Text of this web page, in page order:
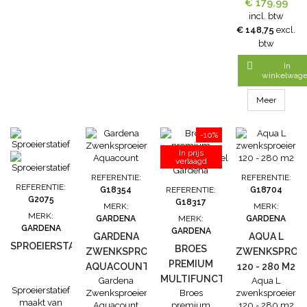
benodigde
componenten
voor de
installatie van
een compact
voor vierkante
en
gazons tot 140
m². De
verzonken
sproeier wordt
ondergronds
komt omhoog
als het het
water stroomt
en verdwijnt
nagenoeg
onzichtbaar...
€ 179,99
incl. btw
€ 148,75 excl.
btw

In
Meer
REFERENTIE:
G2075
MERK:
GARDENA
SPROEIERSTATIEF
Sproeierstatief
maakt van
REFERENTIE:
G18354
MERK:
GARDENA
GARDENA
ZWENKSPROEIER
AQUACOUNT
Gardena
Zwenksproeier
-10%
In prijs
verlaagd
REFERENTIE:
G18317
MERK:
GARDENA
BROES
PREMIUM
MULTIFUNCTIONEEL
GARDENA
Broes
REFERENTIE:
G18704
MERK:
GARDENA
AQUA L
120 - 280 M2
Aqua L
zwenksproeier